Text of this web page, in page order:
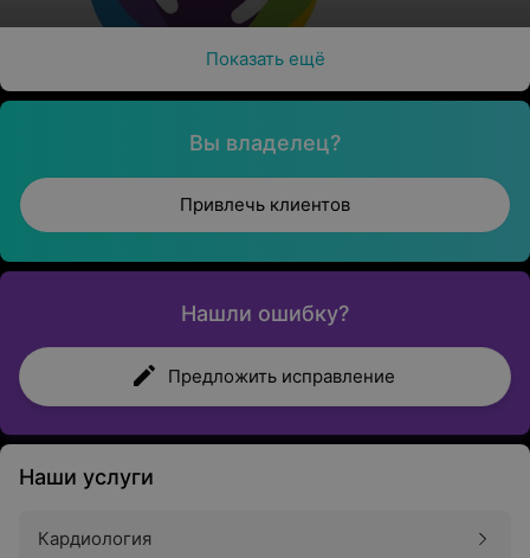
поражением ЦНС и
нарушением психики
Показать ещё
Вы владелец?
Привлечь клиентов
Нашли ошибку?
Предложить исправление
Наши услуги
Кардиология